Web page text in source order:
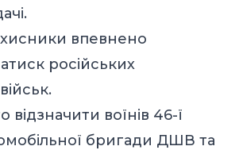
впевнено
російських
воїнів 46-ї
бригади ДШВ та